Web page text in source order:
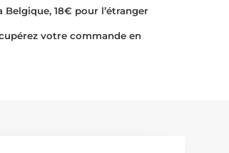
18€ pour l’étranger
votre commande en